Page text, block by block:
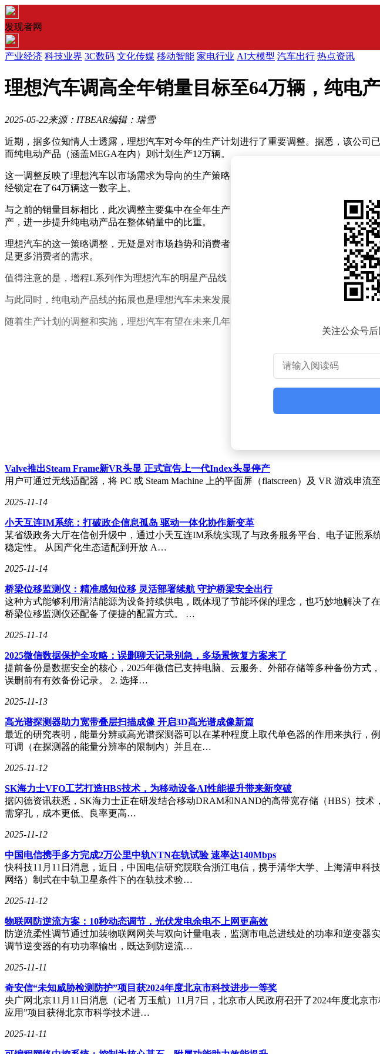
发现者网
产业经济 科技业界 3C数码 文化传媒 移动智能 家电行业 AI大模型 汽车出行 热点资讯
理想汽车调高全年销量目标至64万辆，纯电
2025-05-22来源：ITBEAR编辑：瑞雪
近期，据多位知情人士透露，理想汽车对今年的生产计划进行了重要调整。据悉，该公司
而纯电动产品（涵盖MEGA在内）则计划生产12万辆。
这一调整反映了理想汽车以市场需求为导向的生产策略。在新兴汽车品牌中，理想汽车
经锁定在了64万辆这一数字上。
与之前的销量目标相比，此次调整主要集中在全年生产目标和增程L系列的生产规划上。
产，进一步提升纯电动产品在整体销量中的比重。
理想汽车的这一策略调整，无疑是对市场趋势和消费者需求变化的积极响应。随着电动
足更多消费者的需求。
值得注意的是，增程L系列作为理想汽车的明星产品线，其在市场中的表现一直十分抢眼
与此同时，纯电动产品线的拓展也是理想汽车未来发展的重要方向。通过引入更多创新技
随着生产计划的调整和实施，理想汽车有望在未来几年内实现销量的持续增长，进一步巩
关注公众号
Valve推出Steam Frame新VR头显 正式宣告上一代Index头显停产
用户可通过无线适配器，将 PC 或 Steam Machine 上的平面屏（flatscreen）及 VR 游戏串
2025-11-14
小天互连IM系统：打破政企信息孤岛 驱动一体化协作新变革
某省级政务大厅在信创升级中，通过小天互连IM系统实现了与政务服务平台、电子证照
稳定性。 从国产化生态适配到开放 A…
2025-11-14
桥梁位移监测仪：精准感知位移 灵活部署续航 守护桥梁安全出行
这种方式能够利用清洁能源为设备持续供电，既体现了节能环保的理念，也巧妙地解决了
桥梁位移监测仪还配备了便捷的配置方式。 …
2025-11-14
2025微信数据保护全攻略：误删聊天记录别急，多场景恢复方案来了
提前备份是数据安全的核心，2025年微信已支持电脑、云服务、外部存储等多种备份方
误删前有有效备份记录。 2. 选择…
2025-11-13
高光谱探测器助力宽带叠层扫描成像 开启3D高光谱成像新篇
最近的研究表明，能量分辨或高光谱探测器可以在某种程度上取代单色器的作用来执行
可调（在探测器的能量分辨率的限制内）并且在…
2025-11-12
SK海力士VFO工艺打造HBS技术，为移动设备AI性能提升带来新突破
据闪德资讯获悉，SK海力士正在研发结合移动DRAM和NAND的高带宽存储（HBS）技
需穿孔，成本更低、良率更高…
2025-11-12
中国电信携手多方完成2万公里中轨NTN在轨试验 速率达140Mbps
快科技11月11日消息，近日，中国电信研究院联合浙江电信，携手清华大学、上海清申
网络）制式在中轨卫星条件下的在轨技术验…
2025-11-12
物联网防逆流方案：10秒动态调节，光伏发电余电不上网更高效
防逆流柔性调节通过加装物联网网关与双向计量电表，监测市电总进线处的功率和逆变
调节逆变器的有功功率输出，既达到防逆流…
2025-11-11
奇安信“未知威胁检测防护”项目获2024年度北京市科技进步一等奖
央广网北京11月11日消息（记者 万玉航）11月7日，北京市人民政府召开了2024年度北
应用”项目获得北京市科学技术进…
2025-11-11